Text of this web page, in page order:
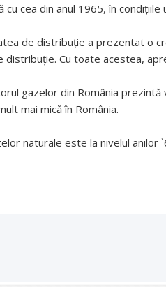
cea din anul 1965, în
de distribuţie a prezentat o
Cu toate acestea,
gazelor din România
mai mică în România.
naturale este la nivelul anilor